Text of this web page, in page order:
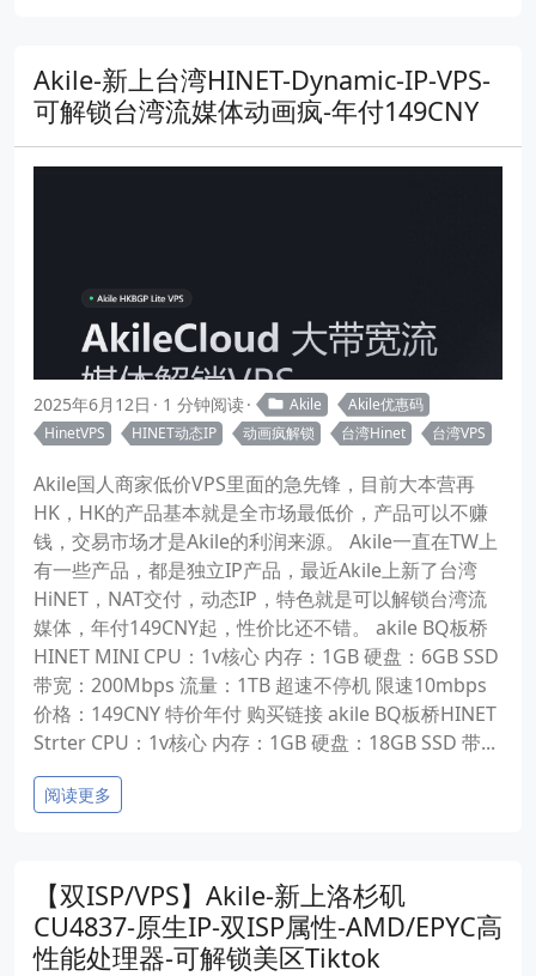
Akile-新上台湾HINET-Dynamic-IP-VPS-
可解锁台湾流媒体动画疯-年付149CNY
2025年6月12日 1 分钟阅读 Akile
Akile优惠码
HinetVPS
HINET动态IP 动画疯解锁 台湾Hinet 台湾VPS
Akile国人商家低价VPS里面的急先锋，目前大本营再
HK，HK的产品基本就是全市场最低价，产品可以不赚
钱，交易市场才是Akile的利润来源。 Akile一直在TW上
有一些产品，都是独立IP产品，最近Akile上新了台湾
HiNET，NAT交付，动态IP，特色就是可以解锁台湾流
媒体，年付149CNY起，性价比还不错。 akile BQ板桥
HINET MINI CPU：1v核心 内存：1GB 硬盘：6GB SSD
带宽：200Mbps 流量：1TB 超速不停机 限速10mbps
价格：149CNY 特价年付 购买链接 akile BQ板桥HINET
Strter CPU：1v核心 内存：1GB 硬盘：18GB SSD 带...
阅读更多
【双ISP/VPS】Akile-新上洛杉矶
CU4837-原生IP-双ISP属性-AMD/EPYC高
性能处理器-可解锁美区Tiktok